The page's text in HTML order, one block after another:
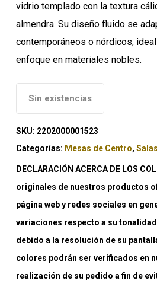
vidrio templado con la textura
almendra. Su diseño fluido se
contemporáneos o nórdicos,
enfoque en materiales nobles.
Sin existencias
SKU: 2202000001523
Categorías: Mesas de Centro, Salas
DECLARACIÓN ACERCA DE LOS
originales de nuestros productos
página web y redes sociales en
variaciones respecto a su
debido a la resolución de su
colores podrán ser verificados en
realización de su pedido a fin de